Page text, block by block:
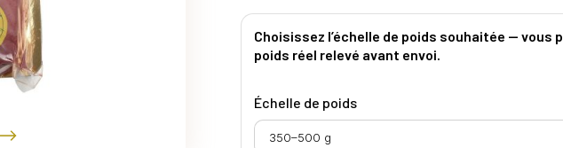
Choisissez l’échelle de poids souhaitée — vous
poids réel relevé avant envoi.
Échelle de poids